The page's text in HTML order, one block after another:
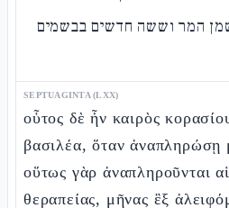
המר וששה חדשים בבשמים
SEPTUAGINTA (LXX)
οὗτος δὲ ἦν καιρὸς
βασιλέα, ὅταν ἀναπληρώσῃ
οὕτως γὰρ ἀναπληροῦνται
θεραπείας, μῆνας ἓξ